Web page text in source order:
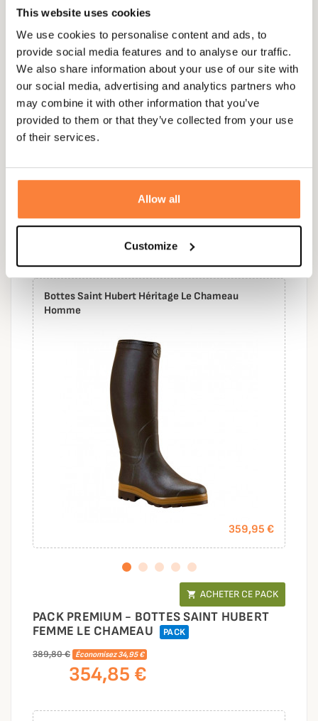
This website uses cookies
We use cookies to personalise content and ads, to
provide social media features and to analyse our traffic.
We also share information about your use of our site with
our social media, advertising and analytics partners who
may combine it with other information that you’ve
provided to them or that they’ve collected from your use
of their services.
Allow all
Customize
299,95 €
PACK PREMIUM - BOTTES SAINT HUBERT
HÉRITAGE LE CHAMEAU
449,80 € Économisez 34,95 €
414,85 €
Bottes Saint Hubert Héritage Le Chameau
Homme
359,95 €
 ACHETER CE PACK
PACK PREMIUM - BOTTES SAINT HUBERT
FEMME LE CHAMEAU
PACK
389,80 €
Économisez 34,95 €
354,85 €